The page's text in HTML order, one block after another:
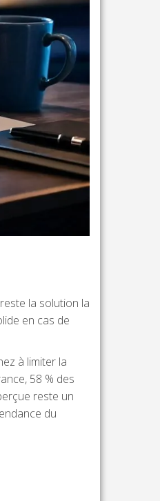
la solution la
en cas de
à limiter la
58 % des
reste un
du